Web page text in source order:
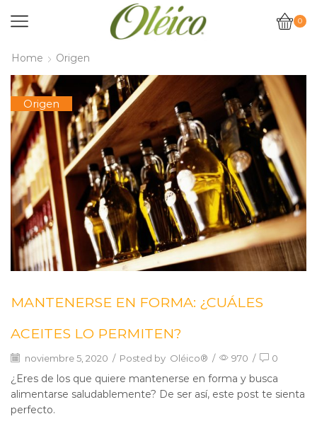
0
Home Origen
Origen
MANTENERSE EN FORMA: ¿CUÁLES
ACEITES LO PERMITEN?
noviembre 5, 2020 / Posted by Oléico® / 970 / 0
¿Eres de los que quiere mantenerse en forma y busca
alimentarse saludablemente? De ser así, este post te sienta
perfecto.